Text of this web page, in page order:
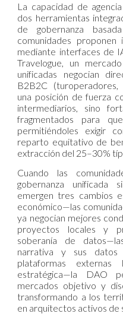
La capacidad de
dos herramientas
de gobernanza
comunidades
mediante interfaces de
Travelogue, un
unificadas negocian
B2B2C (turoperadores,
una posición de fuerza
intermediarios, sino
fragmentados para
permitiéndoles exigir
reparto equitativo de
extracción del 25–30%
Cuando las
gobernanza unificada
emergen tres cambios
económico—las
ya negocian mejores
proyectos locales y
soberanía de
narrativa y sus
plataformas
estratégica—la DAO
mercados objetivo y
transformando a los
en arquitectos activos de